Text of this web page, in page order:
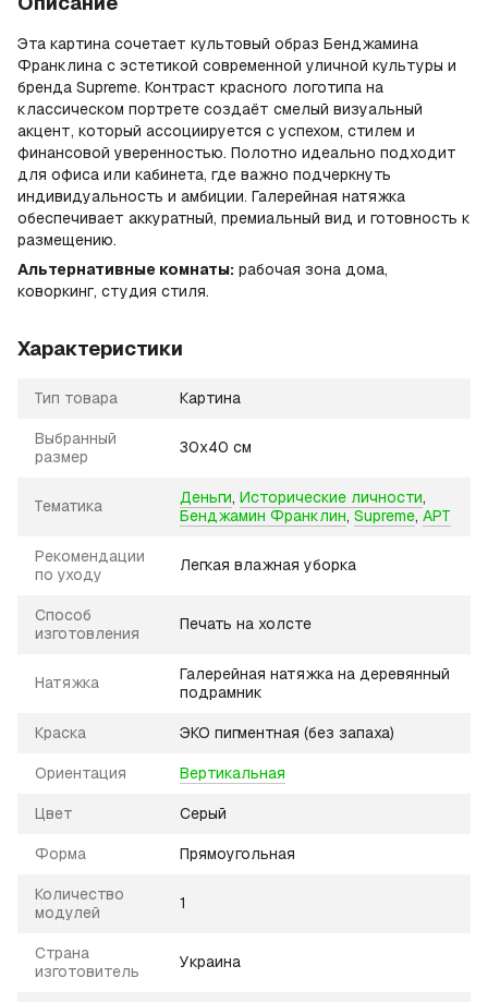
Эта картина сочетает культовый образ Бенджамина
Франклина с эстетикой современной уличной культуры и
бренда Supreme. Контраст красного логотипа на
классическом портрете создаёт смелый визуальный
акцент, который ассоциируется с успехом, стилем и
финансовой уверенностью. Полотно идеально подходит
для офиса или кабинета, где важно подчеркнуть
индивидуальность и амбиции. Галерейная натяжка
обеспечивает аккуратный, премиальный вид и готовность к
размещению.
Альтернативные комнаты: рабочая зона дома,
коворкинг, студия стиля.
Характеристики
Тип товара Картина
Выбранный
размер
30х40 см
Тематика Деньги, Исторические личности,
Бенджамин Франклин, Supreme, АРТ
Рекомендации
по уходу
Легкая влажная уборка
Способ
изготовления
Печать на холсте
Натяжка
Галерейная натяжка на деревянный
подрамник
Краска ЭКО пигментная (без запаха)
Ориентация Вертикальная
Цвет Серый
Форма Прямоугольная
Количество
модулей
1
Страна
изготовитель
Украина